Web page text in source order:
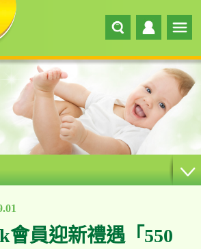
會員迎新禮遇「550